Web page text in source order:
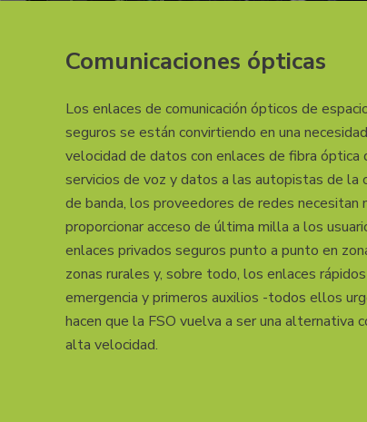
Comunicaciones ópticas
Los enlaces de comunicación ópticos de
seguros se están convirtiendo en una
velocidad de datos con enlaces de fibra óptica
servicios de voz y datos a las autopistas de la
de banda, los proveedores de redes
proporcionar acceso de última milla a los
enlaces privados seguros punto a punto en
zonas rurales y, sobre todo, los enlaces
emergencia y primeros auxilios -todos ellos
hacen que la FSO vuelva a ser una alternativa
alta velocidad.